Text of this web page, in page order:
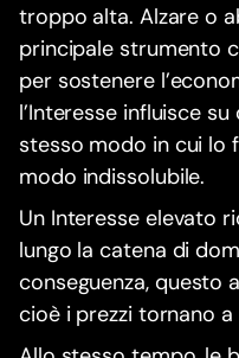
troppo alta. Alzare o
principale strumento
per sostenere
l’Interesse influisce
stesso modo in cui lo
modo indissolubile.
Un Interesse elevato
lungo la catena di
conseguenza, questo
cioè i prezzi tornano